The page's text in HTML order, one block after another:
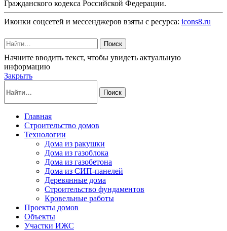
Гражданского кодекса Российской Федерации.
Иконки соцсетей и мессенджеров взяты с ресурса: icons8.ru
Поиск
Начните вводить текст, чтобы увидеть актуальную
информацию
Закрыть
Поиск
Главная
Строительство домов
Технологии
Дома из ракушки
Дома из газоблока
Дома из газобетона
Дома из СИП-панелей
Деревянные дома
Строительство фундаментов
Кровельные работы
Проекты домов
Объекты
Участки ИЖС